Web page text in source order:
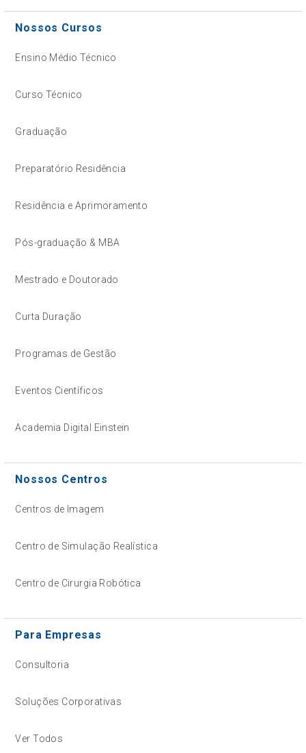
Nossos Cursos
Ensino Médio Técnico
Curso Técnico
Graduação
Preparatório Residência
Residência e Aprimoramento
Pós-graduação & MBA
Mestrado e Doutorado
Curta Duração
Programas de Gestão
Eventos Científicos
Academia Digital Einstein
Nossos Centros
Centros de Imagem
Centro de Simulação Realística
Centro de Cirurgia Robótica
Para Empresas
Consultoria
Soluções Corporativas
Ver Todos